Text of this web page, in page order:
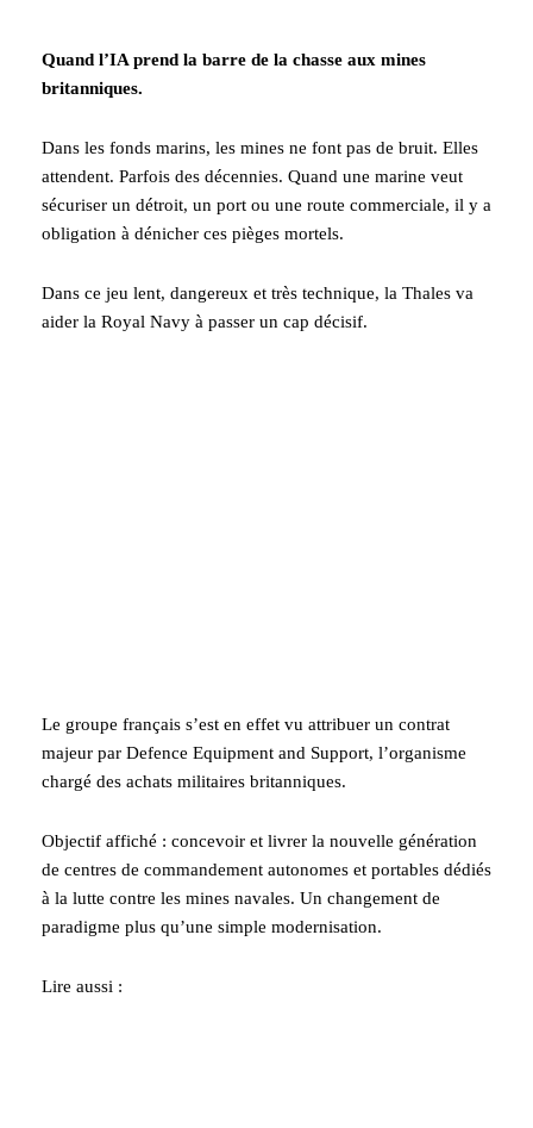
Quand l’IA prend la barre de la chasse aux mines
britanniques.
Dans les fonds marins, les mines ne font pas de bruit. Elles
attendent. Parfois des décennies. Quand une marine veut
sécuriser un détroit, un port ou une route commerciale, il y a
obligation à dénicher ces pièges mortels.
Dans ce jeu lent, dangereux et très technique, la Thales va
aider la Royal Navy à passer un cap décisif.
Le groupe français s’est en effet vu attribuer un contrat
majeur par Defence Equipment and Support, l’organisme
chargé des achats militaires britanniques.
Objectif affiché : concevoir et livrer la nouvelle génération
de centres de commandement autonomes et portables dédiés
à la lutte contre les mines navales. Un changement de
paradigme plus qu’une simple modernisation.
Lire aussi :